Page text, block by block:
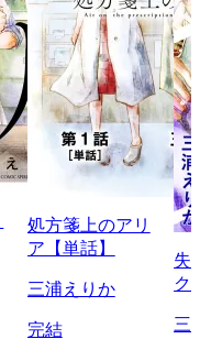
処方箋上のアリ
ア【単話】
三浦えりか
完結
失
ク
三